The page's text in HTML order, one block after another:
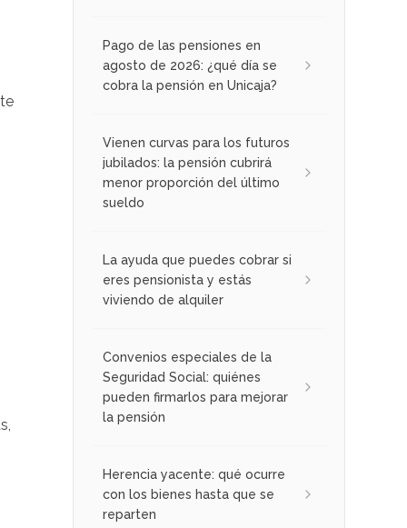
Pago de las pensiones en
agosto de 2026: ¿qué día se
cobra la pensión en Unicaja?
Vienen curvas para los futuros
jubilados: la pensión cubrirá
menor proporción del último
sueldo
La ayuda que puedes cobrar si
eres pensionista y estás
viviendo de alquiler
Convenios especiales de la
Seguridad Social: quiénes
pueden firmarlos para mejorar
la pensión
Herencia yacente: qué ocurre
con los bienes hasta que se
reparten